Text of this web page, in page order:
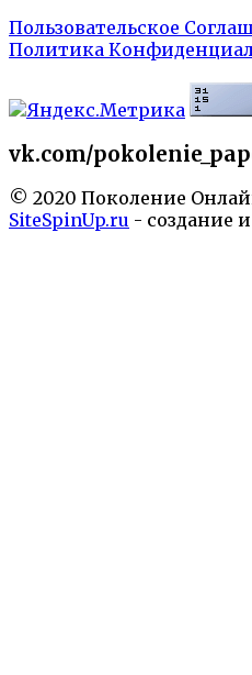
Пользовательское
Политика
vk.com/
© 2020 Поколение
SiteSpinUp.ru - создание